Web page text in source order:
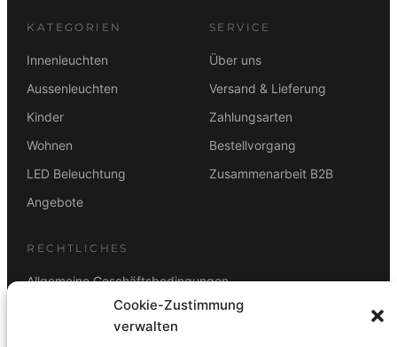
Cookie-Zustimmung
verwalten
KATEGORIEN
Innenleuchten
Aussenleuchten
Kinder
Wohnen
LED Beleuchtung
Angebote
SERVICE
Über uns
Versand & Lieferung
Zahlungsarten
Bestellvorgang
Zusammenarbeit B2B
RECHTLICHES
Allgemeine Geschäftsbedingungen